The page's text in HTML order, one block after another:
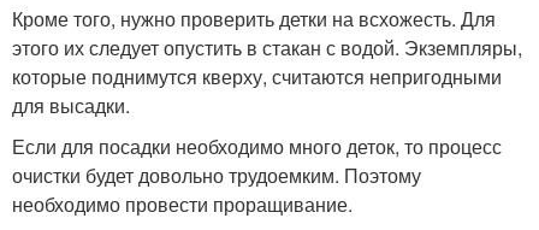
Кроме того, нужно проверить детки на всхожесть. Для
этого их следует опустить в стакан с водой. Экземпляры,
которые поднимутся кверху, считаются непригодными
для высадки.
Если для посадки необходимо много деток, то процесс
очистки будет довольно трудоемким. Поэтому
необходимо провести проращивание.